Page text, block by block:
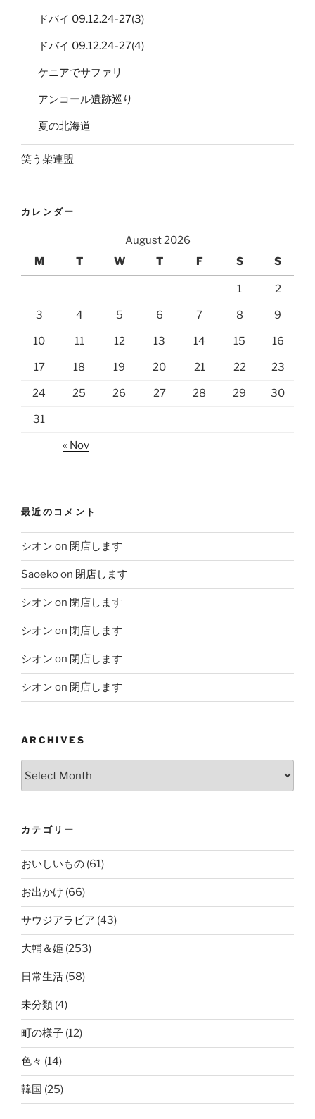
ドバイ 09.12.24-27(3)
ドバイ 09.12.24-27(4)
ケニアでサファリ
アンコール遺跡巡り
夏の北海道
笑う柴連盟
カレンダー
August 2026
M
T W T F S S
1 2
3 4 5 6 7 8 9
10 11 12 13 14 15 16
17 18 19 20 21 22 23
24 25 26 27 28 29 30
31
« Nov
最近のコメント
シオン on 閉店します
Saoekoon 閉店します
シオン on 閉店します
シオン on 閉店します
シオン on 閉店します
シオン on 閉店します
ARCHIVES
カテゴリー
おいしいもの (61)
お出かけ (66)
サウジアラビア (43)
大輔＆姫 (253)
日常生活 (58)
未分類 (4)
町の様子 (12)
色々 (14)
韓国 (25)